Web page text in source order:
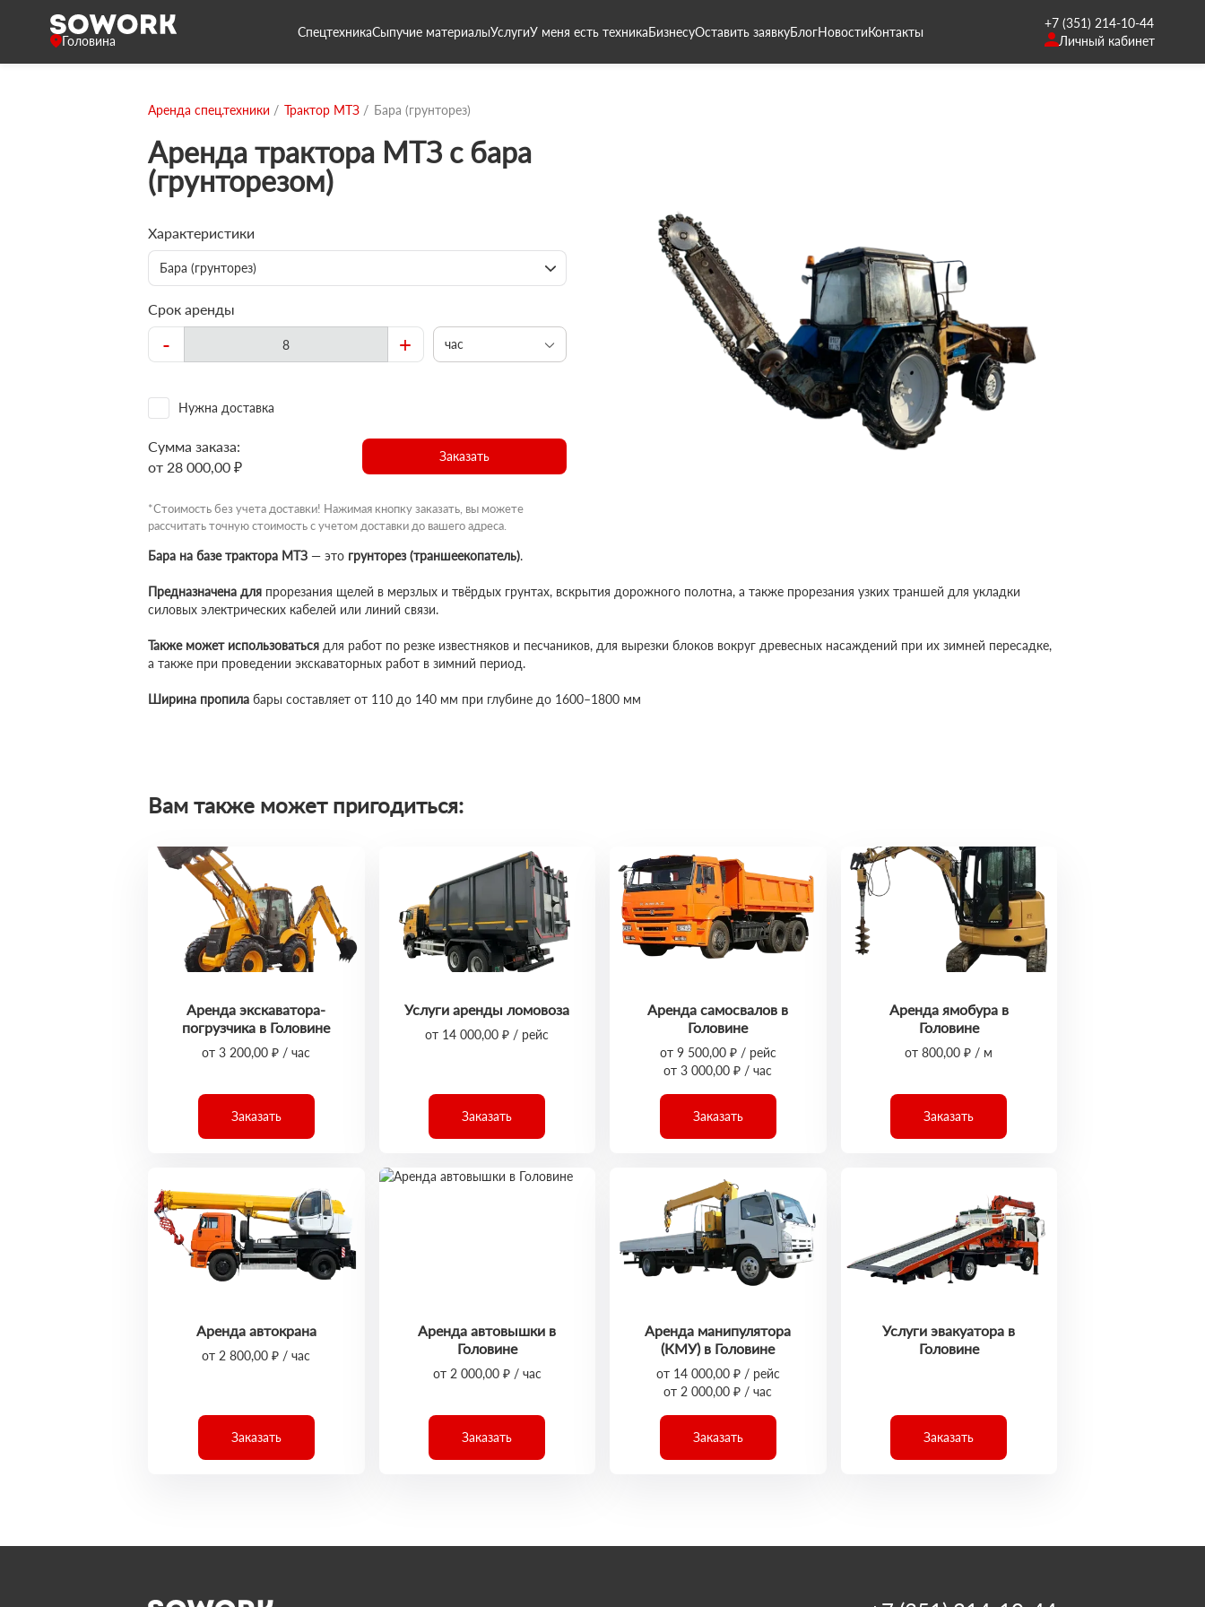
Головина
СпецтехникаСыпучие материалыУслугиУ меня есть техникаБизнесуОставить заявкуБлогНовостиКонтакты
+7 (351) 214-10-44
Личный кабинет
Аренда спец.техники Трактор МТЗ Бара (грунторез)
Аренда трактора МТЗ с бара
(грунторезом)
Характеристики
Бара (грунторез)
Срок аренды
- + час
Нужна доставка
Сумма заказа:
от 28 000,00 ₽
Заказать
*Стоимость без учета доставки! Нажимая кнопку заказать, вы можете
рассчитать точную стоимость с учетом доставки до вашего адреса.
Бара на базе трактора МТЗ — это грунторез (траншеекопатель).
Предназначена для прорезания щелей в мерзлых и твёрдых грунтах, вскрытия дорожного полотна, а также прорезания узких траншей для укладки
силовых электрических кабелей или линий связи.
Также может использоваться для работ по резке известняков и песчаников, для вырезки блоков вокруг древесных насаждений при их зимней пересадке,
а также при проведении экскаваторных работ в зимний период.
Ширина пропила бары составляет от 110 до 140 мм при глубине до 1600–1800 мм
Вам также может пригодиться:
Аренда экскаватора-
погрузчика в Головине
от 3 200,00 ₽ / час
Заказать
Услуги аренды ломовоза
от 14 000,00 ₽ / рейс
Заказать
Аренда самосвалов в
Головине
от 9 500,00 ₽ / рейс
от 3 000,00 ₽ / час
Заказать
Аренда ямобура в
Головине
от 800,00 ₽ / м
Заказать
Аренда автокрана
от 2 800,00 ₽ / час
Заказать
Аренда автовышки в
Головине
от 2 000,00 ₽ / час
Заказать
Аренда манипулятора
(КМУ) в Головине
от 14 000,00 ₽ / рейс
от 2 000,00 ₽ / час
Заказать
Услуги эвакуатора в
Головине
Заказать